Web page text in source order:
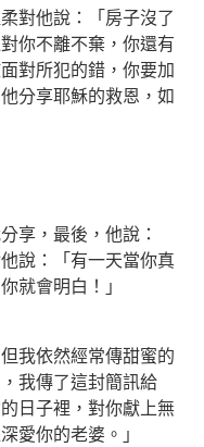
對他說：「房子沒了
你不離不棄，你還有
對所犯的錯，你要加
分享耶穌的救恩，如
享，最後，他說：
說：「有一天當你真
就會明白！」
我依然經常傳甜蜜的
我傳了這封簡訊給
日子裡，對你獻上無
愛你的老婆。」